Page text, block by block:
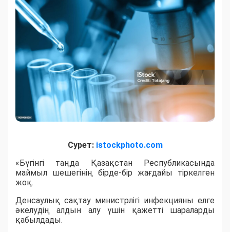
Сурет: istockphoto.com
«Бүгінгі таңда Қазақстан Республикасында
маймыл шешегінің бірде-бір жағдайы тіркелген
жоқ.
Денсаулық сақтау министрлігі инфекцияны елге
әкелудің алдын алу үшін қажетті шараларды
қабылдады.